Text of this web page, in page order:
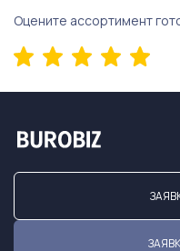
Оцените ассортимент